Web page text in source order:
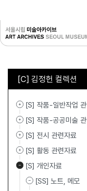
[C] 김정헌 컬렉션
[S] 작품-일반작업
[S] 작품-공공미술
[S] 전시 관련자료
[S] 활동 관련자료
[S] 개인자료
[SS] 노트, 메모